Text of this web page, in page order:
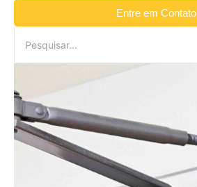
Entre em Contato